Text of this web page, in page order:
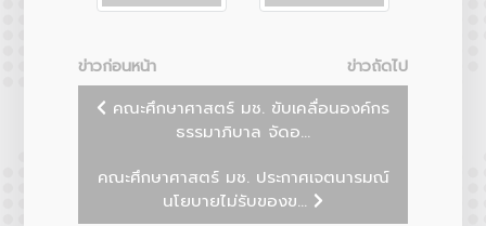
ข่าวก่อนหน้า
ข่าวถัดไป
คณะศึกษาศาสตร์ มช. ขับเคลื่อนองค์กร
ธรรมาภิบาล จัดอ...
คณะศึกษาศาสตร์ มช. ประกาศเจตนารมณ์
นโยบายไม่รับของข...